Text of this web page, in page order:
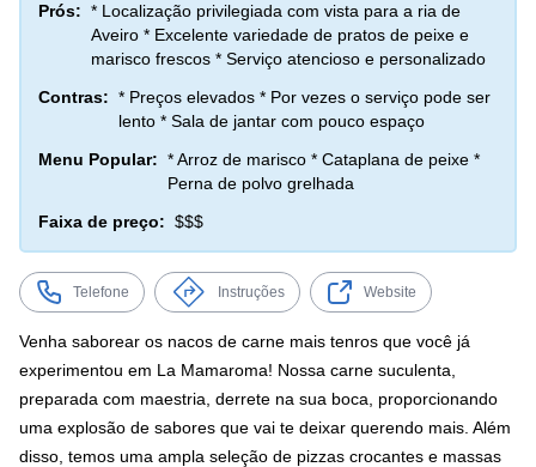
Prós: * Localização privilegiada com vista para a ria de
Aveiro * Excelente variedade de pratos de peixe e
marisco frescos * Serviço atencioso e personalizado
Contras: * Preços elevados * Por vezes o serviço pode ser
lento * Sala de jantar com pouco espaço
Menu Popular: * Arroz de marisco * Cataplana de peixe *
Perna de polvo grelhada
Faixa de preço: $$$
Telefone Instruções Website
Venha saborear os nacos de carne mais tenros que você já
experimentou em La Mamaroma! Nossa carne suculenta,
preparada com maestria, derrete na sua boca, proporcionando
uma explosão de sabores que vai te deixar querendo mais. Além
disso, temos uma ampla seleção de pizzas crocantes e massas